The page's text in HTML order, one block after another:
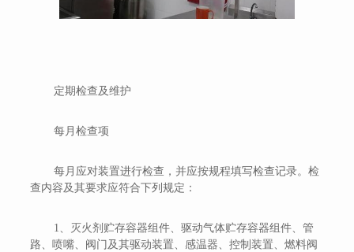
定期检查及维护
每月检查项
每月应对装置进行检查，并应按规程填写检查记录。检
查内容及其要求应符合下列规定：
1、灭火剂贮存容器组件、驱动气体贮存容器组件、管
路、喷嘴、阀门及其驱动装置、感温器、控制装置、燃料阀